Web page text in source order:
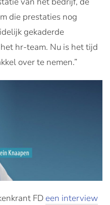
die prestaties nog
gekaderde
hr-team. Nu is het tijd
over te nemen.”
FD een interview